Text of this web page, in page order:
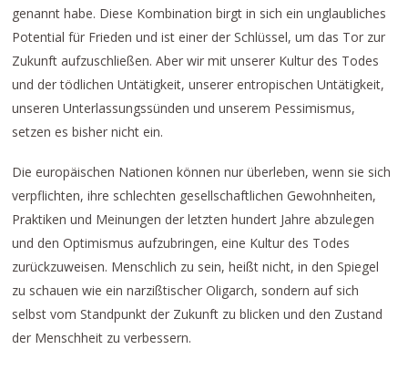
genannt habe. Diese Kombination birgt in sich ein unglaubliches
Potential für Frieden und ist einer der Schlüssel, um das Tor zur
Zukunft aufzuschließen. Aber wir mit unserer Kultur des Todes
und der tödlichen Untätigkeit, unserer entropischen Untätigkeit,
unseren Unterlassungssünden und unserem Pessimismus,
setzen es bisher nicht ein.
Die europäischen Nationen können nur überleben, wenn sie sich
verpflichten, ihre schlechten gesellschaftlichen Gewohnheiten,
Praktiken und Meinungen der letzten hundert Jahre abzulegen
und den Optimismus aufzubringen, eine Kultur des Todes
zurückzuweisen. Menschlich zu sein, heißt nicht, in den Spiegel
zu schauen wie ein narzißtischer Oligarch, sondern auf sich
selbst vom Standpunkt der Zukunft zu blicken und den Zustand
der Menschheit zu verbessern.